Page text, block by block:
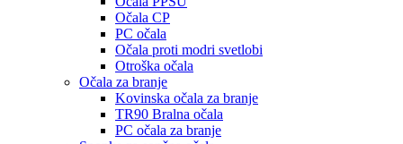
Očala CP
PC očala
Očala proti modri svetlobi
Otroška očala
Očala za branje
Kovinska očala za branje
TR90 Bralna očala
PC očala za branje